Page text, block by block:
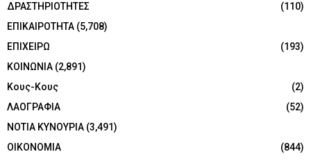
ΔΡΑΣΤΗΡΙΟΤΗΤΕΣ
(110)
ΕΠΙΚΑΙΡΟΤΗΤΑ (5,708)
ΕΠΙΧΕΙΡΩ
(193)
ΚΟΙΝΩΝΙΑ (2,891)
Κους-Κους
(2)
ΛΑΟΓΡΑΦΙΑ
(52)
ΝΟΤΙΑ ΚΥΝΟΥΡΙΑ (3,491)
ΟΙΚΟΝΟΜΙΑ
(844)